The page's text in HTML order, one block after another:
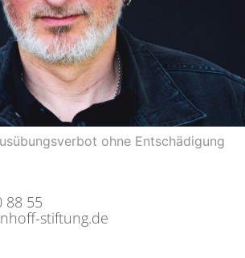
ohne Entschädigung
88 55
stiftung.de